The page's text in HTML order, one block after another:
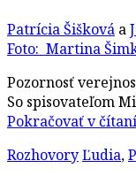
Patrícia Šišková a
Foto: Martina
Pozornosť
So spisovateľom
Pokračovať v čítaní
RozhovoryĽudia,